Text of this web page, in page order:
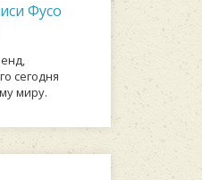
Фусо
сегодня
миру.